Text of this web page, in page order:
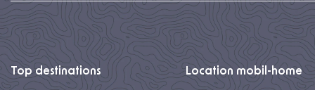
Top destinations Location mobil-home